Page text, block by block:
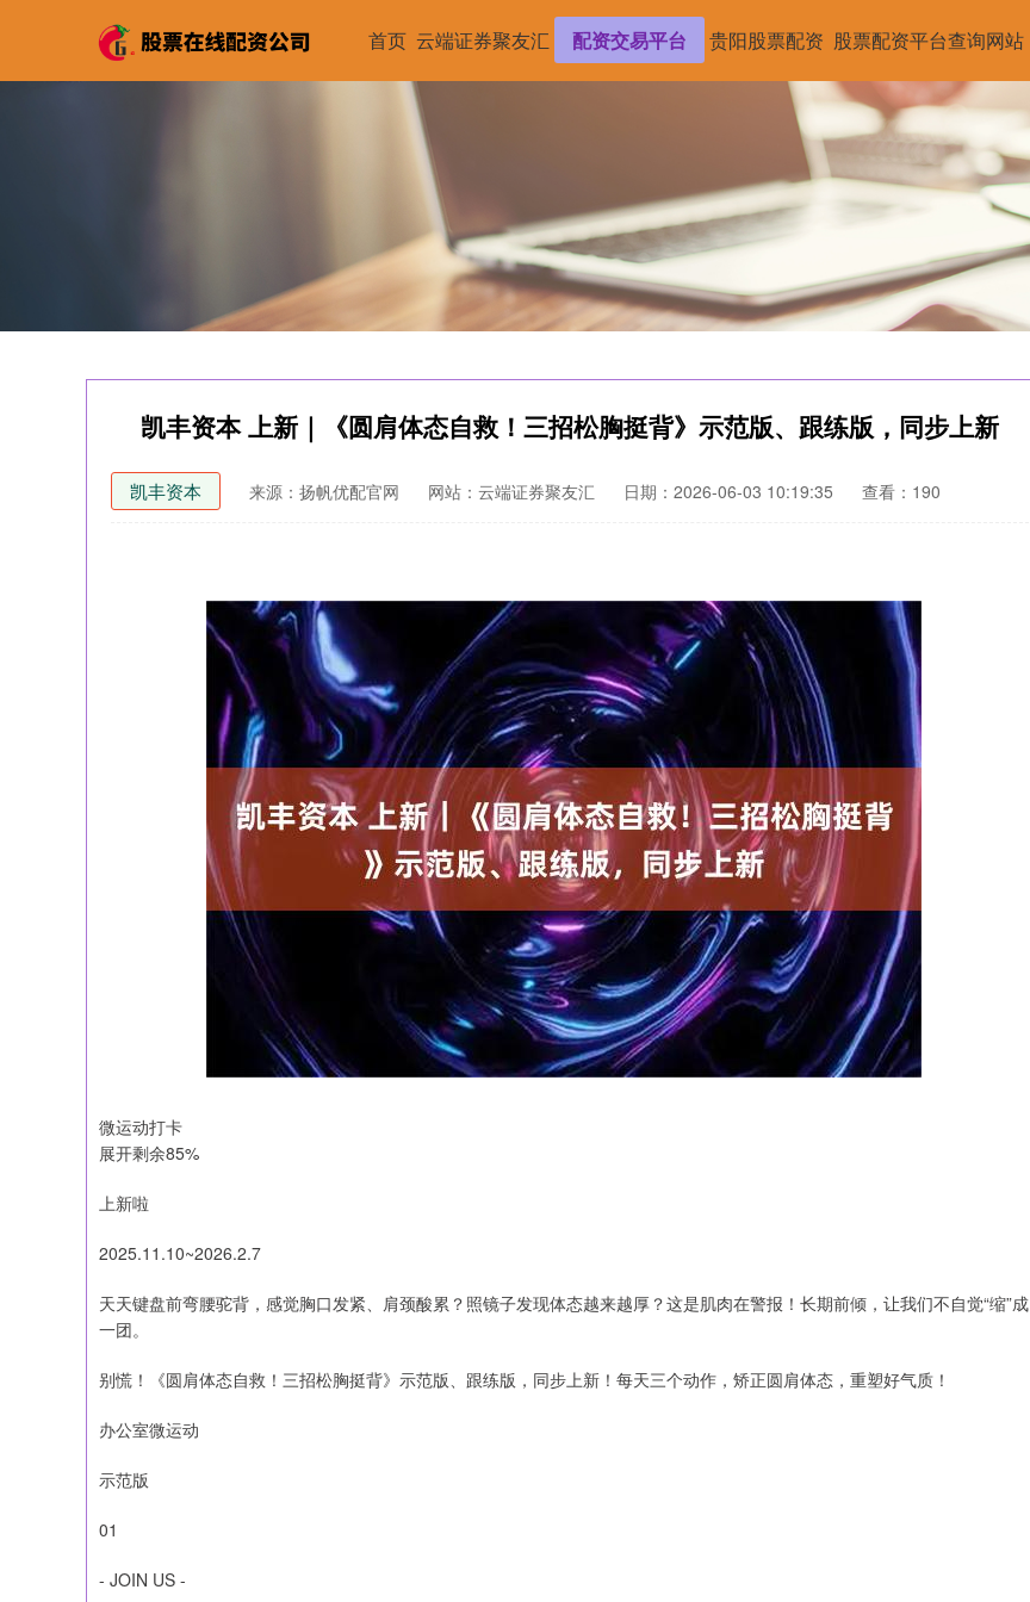
首页 云端证券聚友汇 配资交易平台 贵阳股票配资 股票配资平台查询网站
凯丰资本 上新｜《圆肩体态自救！三招松胸挺背》示范版、跟练版，同步上新
凯丰资本 来源：扬帆优配官网 网站：云端证券聚友汇 日期：2026-06-03 10:19:35 查看：190
微运动打卡
展开剩余85%
上新啦
2025.11.10~2026.2.7
天天键盘前弯腰驼背，感觉胸口发紧、肩颈酸累？照镜子发现体态越来越厚？这是肌肉在警报！长期前倾，让我们不自觉“缩”成
一团。
别慌！《圆肩体态自救！三招松胸挺背》示范版、跟练版，同步上新！每天三个动作，矫正圆肩体态，重塑好气质！
办公室微运动
示范版
01
- JOIN US -
3940.04 39.68 1.02% 深证成指 14311.01 200.89 1.42%